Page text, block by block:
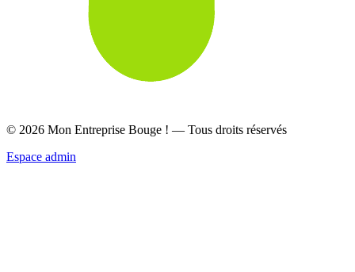
© 2026 Mon Entreprise Bouge ! — Tous droits réservés
Espace admin